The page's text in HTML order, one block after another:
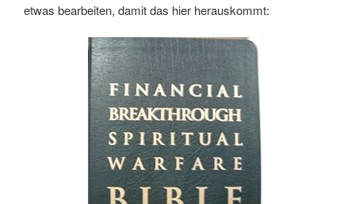
etwas bearbeiten, damit das hier herauskommt: